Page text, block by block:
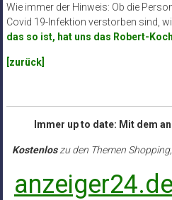
Wie immer der Hinweis: Ob die
Covid 19-Infektion verstorben sind,
das so ist, hat uns das Robert-
[zurück]
Immer up to date: Mit dem
Kostenloszu den Themen